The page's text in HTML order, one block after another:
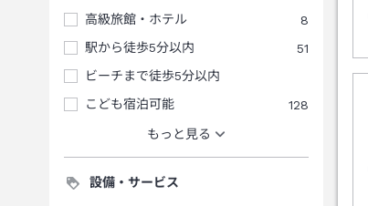
高級旅館・ホテル
8
駅から徒歩5分以内
51
ビーチまで徒歩5分以内
こども宿泊可能
128
もっと見る
設備・サービス